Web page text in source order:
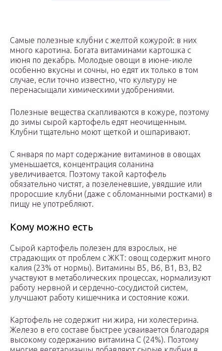
Самые полезные клубни с желтой кожурой: в них
много каротина. Богата витаминами картошка с
июня по декабрь. Молодые овощи в июне-июле
особенно вкусны и сочны, но едят их только в том
случае, если точно известно, что культуру не
перенасыщали химическими удобрениями.
Полезные вещества скапливаются в кожуре, поэтому
до зимы сырой картофель едят неочищенным.
Клубни тщательно моют щеткой и ошпаривают.
С января по март содержание витаминов в овощах
уменьшается, концентрация соланина
увеличивается. Поэтому такой картофель
обязательно чистят, а позеленевшие, увядшие или
проросшие клубни (даже с обломанными ростками) в
пищу не употребляют.
Кому можно есть
Сырой картофель полезен для взрослых, не
страдающих от проблем с ЖКТ: овощ содержит много
калия (23% от нормы). Витамины B5, B6, B1, B3, B2
участвуют в метаболических процессах, нормализуют
работу нервной и сердечно-сосудистой систем,
улучшают работу кишечника и состояние кожи.
Картофель не содержит ни жира, ни холестерина.
Железо в его составе быстрее усваивается благодаря
высокому содержанию витамина C (24%). Поэтому